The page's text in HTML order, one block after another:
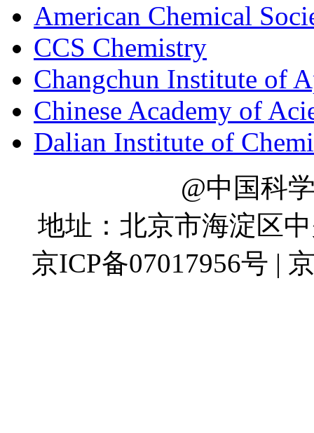
American Chemical
CCS Chemistry
Changchun Institute of
Chinese Academy of
Dalian Institute of
@中国科
地址：北京市海淀区
京ICP备07017956号 |